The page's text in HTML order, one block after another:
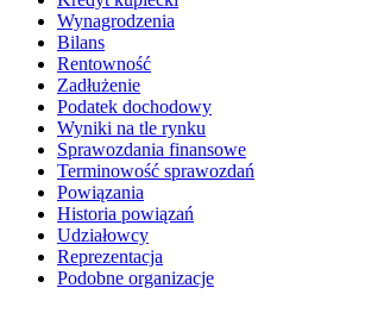
Wynagrodzenia
Bilans
Rentowność
Zadłużenie
Podatek dochodowy
Wyniki na tle rynku
Sprawozdania finansowe
Terminowość sprawozdań
Powiązania
Historia powiązań
Udziałowcy
Reprezentacja
Podobne organizacje